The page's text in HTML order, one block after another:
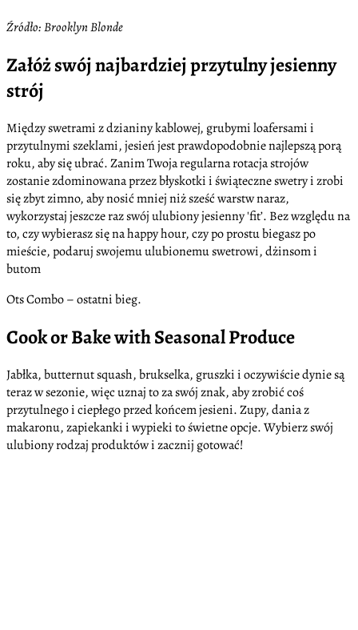
Źródło: Brooklyn Blonde
Załóż swój najbardziej przytulny jesienny
strój
Między swetrami z dzianiny kablowej, grubymi loafersami i
przytulnymi szeklami, jesień jest prawdopodobnie najlepszą porą
roku, aby się ubrać. Zanim Twoja regularna rotacja strojów
zostanie zdominowana przez błyskotki i świąteczne swetry i zrobi
się zbyt zimno, aby nosić mniej niż sześć warstw naraz,
wykorzystaj jeszcze raz swój ulubiony jesienny 'fit’. Bez względu na
to, czy wybierasz się na happy hour, czy po prostu biegasz po
mieście, podaruj swojemu ulubionemu swetrowi, dżinsom i
butom
Ots Combo – ostatni bieg.
Cook or Bake with Seasonal Produce
Jabłka, butternut squash, brukselka, gruszki i oczywiście dynie są
teraz w sezonie, więc uznaj to za swój znak, aby zrobić coś
przytulnego i ciepłego przed końcem jesieni. Zupy, dania z
makaronu, zapiekanki i wypieki to świetne opcje. Wybierz swój
ulubiony rodzaj produktów i zacznij gotować!